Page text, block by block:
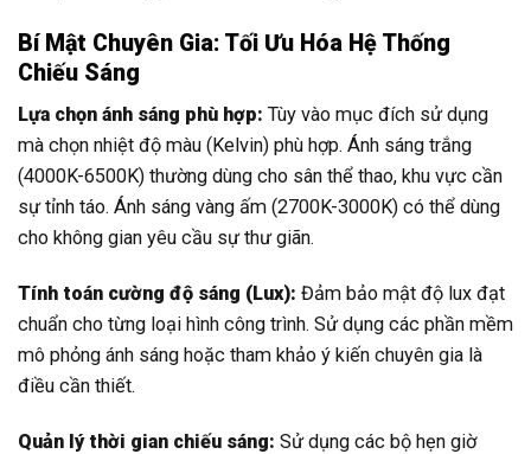
Bí Mật Chuyên Gia: Tối Ưu Hóa Hệ Thống
Chiếu Sáng
Lựa chọn ánh sáng phù hợp: Tùy vào mục đích sử dụng
mà chọn nhiệt độ màu (Kelvin) phù hợp. Ánh sáng trắng
(4000K-6500K) thường dùng cho sân thể thao, khu vực cần
sự tỉnh táo. Ánh sáng vàng ấm (2700K-3000K) có thể dùng
cho không gian yêu cầu sự thư giãn.
Tính toán cường độ sáng (Lux): Đảm bảo mật độ lux đạt
chuẩn cho từng loại hình công trình. Sử dụng các phần mềm
mô phỏng ánh sáng hoặc tham khảo ý kiến chuyên gia là
điều cần thiết.
Quản lý thời gian chiếu sáng: Sử dụng các bộ hẹn giờ